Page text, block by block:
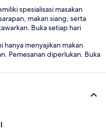
spesialisasi masakan
makan siang, serta
Buka setiap hari
hanya menyajikan makan
Pemesanan diperlukan. Buka